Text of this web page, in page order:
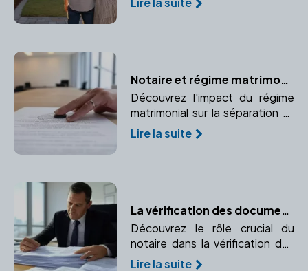
indispensable pour protéger vos
Notaire et régime matrimonial : Quelles conséquences lors d'un divorce ?
Découvrez l'impact du régime
matrimonial sur la séparation et
comment un notaire peut vous
accompagner dans cette
Lire la suite
La vérification des documents immobiliers par le notaire
Découvrez le rôle crucial du
notaire dans la vérification des
documents immobiliers pour
Lire la suite